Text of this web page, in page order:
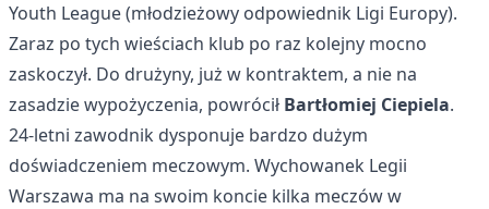
Youth League (młodzieżowy odpowiednik Ligi Europy).
Zaraz po tych wieściach klub po raz kolejny mocno
zaskoczył. Do drużyny, już w kontraktem, a nie na
zasadzie wypożyczenia, powrócił Bartłomiej Ciepiela.
24-letni zawodnik dysponuje bardzo dużym
doświadczeniem meczowym. Wychowanek Legii
Warszawa ma na swoim koncie kilka meczów w